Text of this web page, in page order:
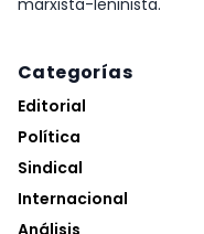
Categorías
Editorial
Política
Sindical
Internacional
Análisis